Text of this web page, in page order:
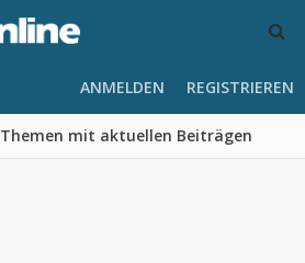
Themen mit aktuellen Beiträgen
ANMELDEN REGISTRIEREN